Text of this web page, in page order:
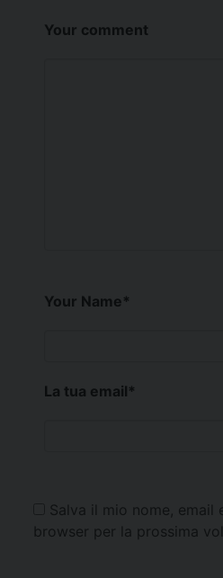
Your comment
Your Name*
La tua email*
Salva il mio nome, email
browser per la prossima